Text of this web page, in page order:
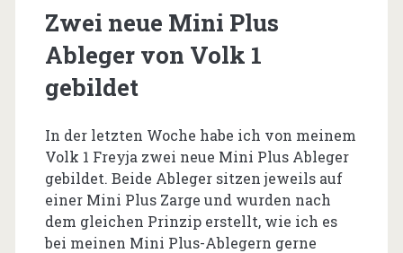
Zwei neue Mini Plus
Ableger von Volk 1
gebildet
In der letzten Woche habe ich von meinem
Volk 1 Freyja zwei neue Mini Plus Ableger
gebildet. Beide Ableger sitzen jeweils auf
einer Mini Plus Zarge und wurden nach
dem gleichen Prinzip erstellt, wie ich es
bei meinen Mini Plus-Ablegern gerne